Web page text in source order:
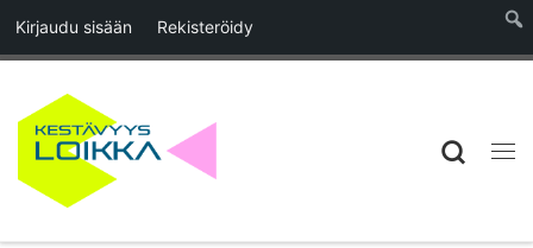
Kirjaudu sisään Rekisteröidy
Skip to content